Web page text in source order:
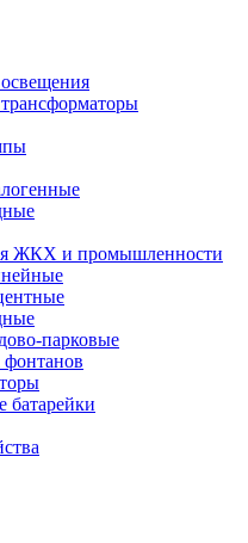
ЖКХ и промышленности
парковые
фонтанов
батарейки